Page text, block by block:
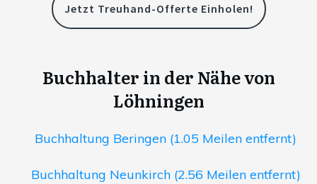
Jetzt Treuhand-Offerte Einholen!
Buchhalter in der Nähe von
Löhningen
Buchhaltung Beringen (1.05 Meilen entfernt)
Buchhaltung Neunkirch (2.56 Meilen entfernt)